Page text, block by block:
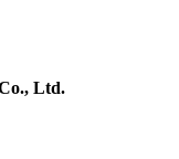
Ltd.